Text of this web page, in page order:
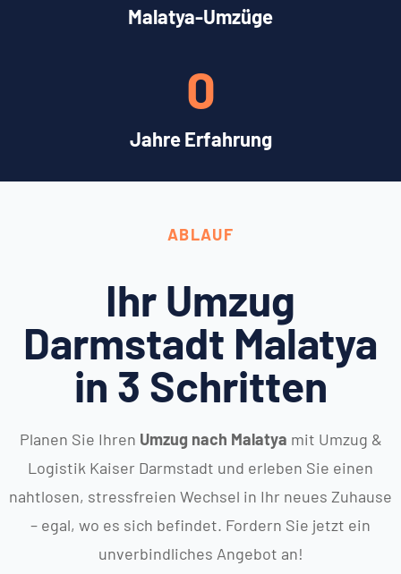
Malatya-Umzüge
Jahre Erfahrung
0
ABLAUF
Ihr Umzug
Darmstadt Malatya
in 3 Schritten
Planen Sie Ihren Umzug nach Malatya mit Umzug &
Logistik Kaiser Darmstadt und erleben Sie einen
nahtlosen, stressfreien Wechsel in Ihr neues Zuhause
– egal, wo es sich befindet. Fordern Sie jetzt ein
unverbindliches Angebot an!